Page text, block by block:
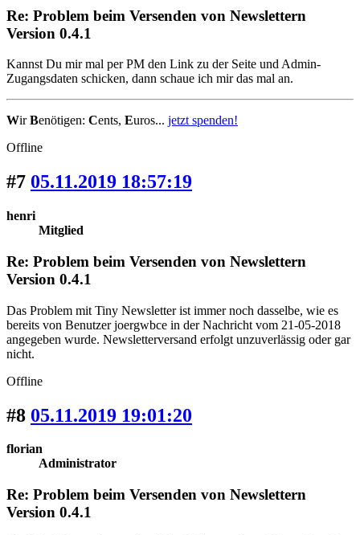
Re: Problem beim Versenden von Newslettern
Version 0.4.1
Kannst Du mir mal per PM den Link zu der Seite und Admin-
Zugangsdaten schicken, dann schaue ich mir das mal an.
WirBenötigen: Cents, Euros... jetzt spenden!
Offline
#7 05.11.2019 18:57:19
henri
Mitglied
Re: Problem beim Versenden von Newslettern
Version 0.4.1
Das Problem mit Tiny Newsletter ist immer noch dasselbe, wie es
bereits von Benutzer joergwbce in der Nachricht vom 21-05-2018
angegeben wurde. Newsletterversand erfolgt unzuverlässig oder gar
nicht.
Offline
#8 05.11.2019 19:01:20
florian
Administrator
Re: Problem beim Versenden von Newslettern
Version 0.4.1